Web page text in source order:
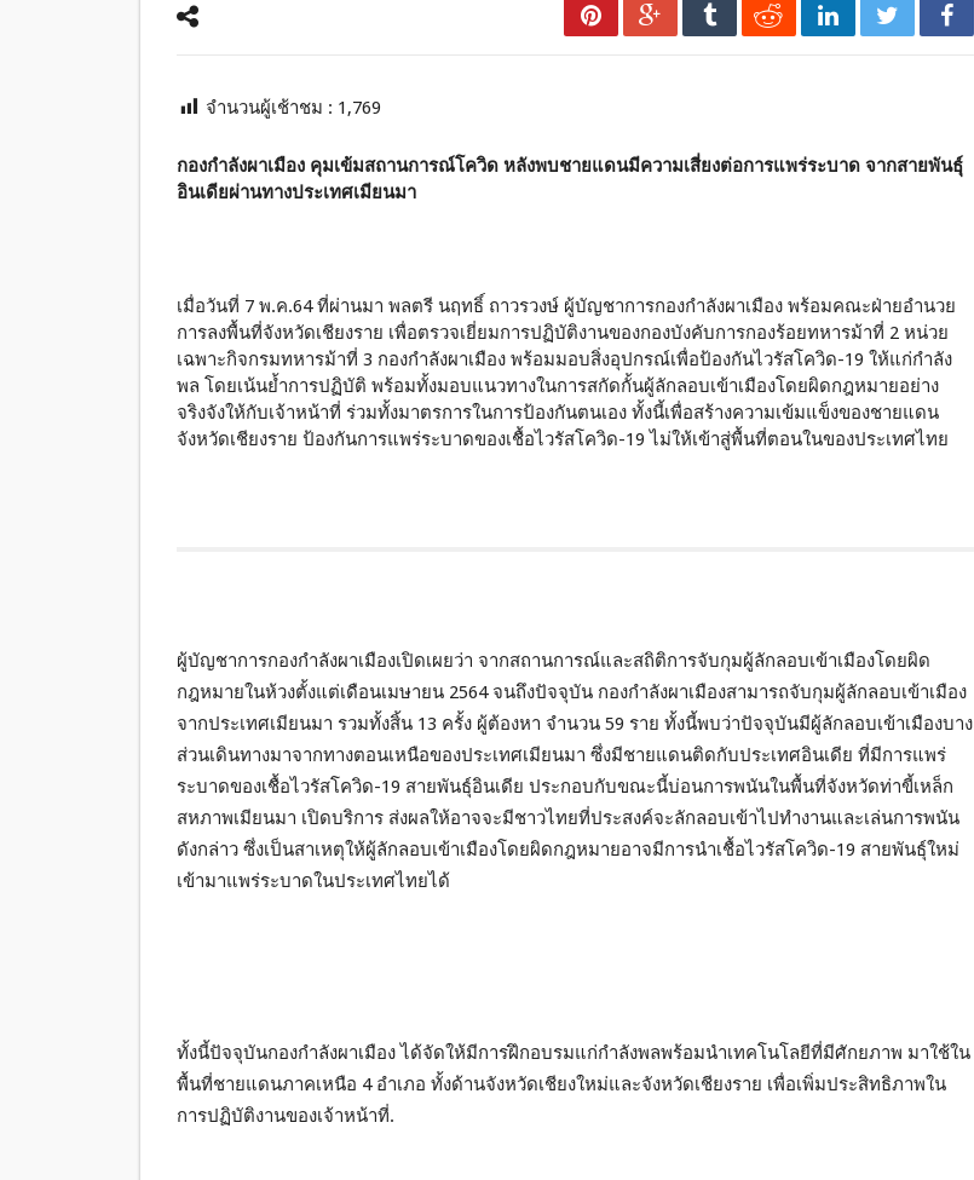
จำนวนผู้เช้าชม : 1,769
กองกำลังผาเมือง คุมเข้มสถานการณ์โควิด หลังพบชายแดนมีความเสี่ยงต่อการแพร่ระบาด จากสายพันธุ์
อินเดียผ่านทางประเทศเมียนมา
เมื่อวันที่ 7 พ.ค.64 ที่ผ่านมา พลตรี นฤทธิ์ ถาวรวงษ์ ผู้บัญชาการกองกำลังผาเมือง พร้อมคณะฝ่ายอำนวย
การลงพื้นที่จังหวัดเชียงราย เพื่อตรวจเยี่ยมการปฏิบัติงานของกองบังคับการกองร้อยทหารม้าที่ 2 หน่วย
เฉพาะกิจกรมทหารม้าที่ 3 กองกำลังผาเมือง พร้อมมอบสิ่งอุปกรณ์เพื่อป้องกันไวรัสโควิด-19 ให้แก่กำลัง
พล โดยเน้นย้ำการปฏิบัติ พร้อมทั้งมอบแนวทางในการสกัดกั้นผู้ลักลอบเข้าเมืองโดยผิดกฎหมายอย่าง
จริงจังให้กับเจ้าหน้าที่ ร่วมทั้งมาตรการในการป้องกันตนเอง ทั้งนี้เพื่อสร้างความเข้มแข็งของชายแดน
จังหวัดเชียงราย ป้องกันการแพร่ระบาดของเชื้อไวรัสโควิด-19 ไม่ให้เข้าสู่พื้นที่ตอนในของประเทศไทย
ผู้บัญชาการกองกำลังผาเมืองเปิดเผยว่า จากสถานการณ์และสถิติการจับกุมผู้ลักลอบเข้าเมืองโดยผิด
กฎหมายในห้วงตั้งแต่เดือนเมษายน 2564 จนถึงปัจจุบัน กองกำลังผาเมืองสามารถจับกุมผู้ลักลอบเข้าเมือง
จากประเทศเมียนมา รวมทั้งสิ้น 13 ครั้ง ผู้ต้องหา จำนวน 59 ราย ทั้งนี้พบว่าปัจจุบันมีผู้ลักลอบเข้าเมืองบาง
ส่วนเดินทางมาจากทางตอนเหนือของประเทศเมียนมา ซึ่งมีชายแดนติดกับประเทศอินเดีย ที่มีการแพร่
ระบาดของเชื้อไวรัสโควิด-19 สายพันธุ์อินเดีย ประกอบกับขณะนี้บ่อนการพนันในพื้นที่จังหวัดท่าขี้เหล็ก
สหภาพเมียนมา เปิดบริการ ส่งผลให้อาจจะมีชาวไทยที่ประสงค์จะลักลอบเข้าไปทำงานและเล่นการพนัน
ดังกล่าว ซึ่งเป็นสาเหตุให้ผู้ลักลอบเข้าเมืองโดยผิดกฎหมายอาจมีการนำเชื้อไวรัสโควิด-19 สายพันธุ์ใหม่
เข้ามาแพร่ระบาดในประเทศไทยได้
ทั้งนี้ปัจจุบันกองกำลังผาเมือง ได้จัดให้มีการฝึกอบรมแก่กำลังพลพร้อมนำเทคโนโลยีที่มีศักยภาพ มาใช้ใน
พื้นที่ชายแดนภาคเหนือ 4 อำเภอ ทั้งด้านจังหวัดเชียงใหม่และจังหวัดเชียงราย เพื่อเพิ่มประสิทธิภาพใน
การปฏิบัติงานของเจ้าหน้าที่.